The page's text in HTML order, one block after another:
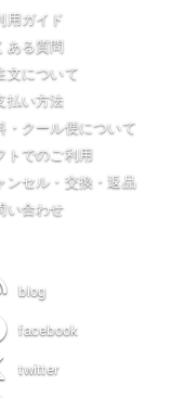
用ガイド
ある質問
文について
払い方法
・クール便について
トでのご利用
ンセル・交換・返品
い合わせ
blog
facebook
twitter